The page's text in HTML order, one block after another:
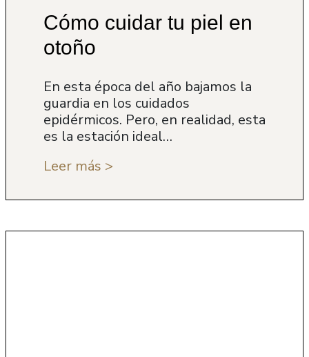
Cómo cuidar tu piel en
otoño
En esta época del año bajamos la
guardia en los cuidados
epidérmicos. Pero, en realidad, esta
es la estación ideal…
Leer más >